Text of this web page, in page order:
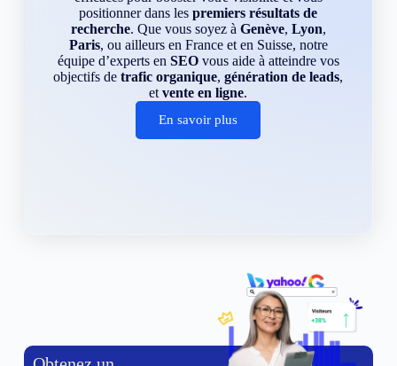
positionner dans lespremiers résultats de
recherche. Que vous soyez à Genève, Lyon,
Paris, ou ailleurs en France et en Suisse, notre
équipe d’experts en SEOvous aide à atteindre vos
objectifs detrafic organique,génération de leads,
etvente en ligne.
En savoir plus